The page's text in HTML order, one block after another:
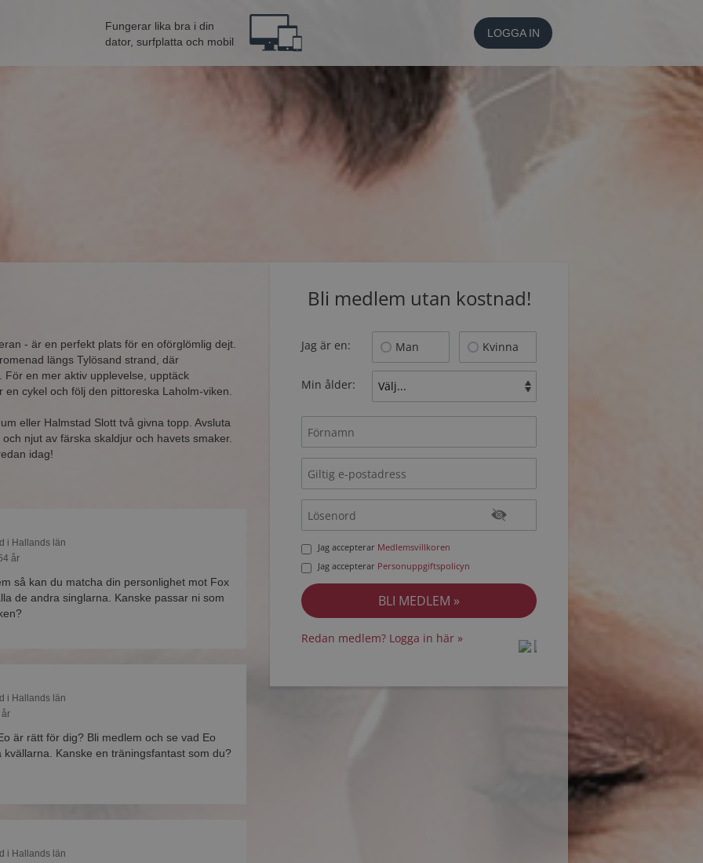
Fungerar lika bra i din
dator, surfplatta och mobil
LOGGA IN
- är en perfekt plats för en oförglömlig dejt.
längs Tylösand strand, där
en mer aktiv upplevelse, upptäck
cykel och följ den pittoreska Laholm-viken.
eller Halmstad Slott två givna topp. Avsluta
njut av färska skaldjur och havets smaker.
idag!
i Hallands län
år
så kan du matcha din personlighet mot Fox
de andra singlarna. Kanske passar ni som
i Hallands län
år
är rätt för dig? Bli medlem och se vad Eo
kvällarna. Kanske en träningsfantast som du?
i Hallands län
Bli medlem utan kostnad!
Jag är en: Man Kvinna
Min ålder:
Jag accepterar Medlemsvillkoren
Jag accepterar Personuppgiftspolicyn
Redan medlem? Logga in här »